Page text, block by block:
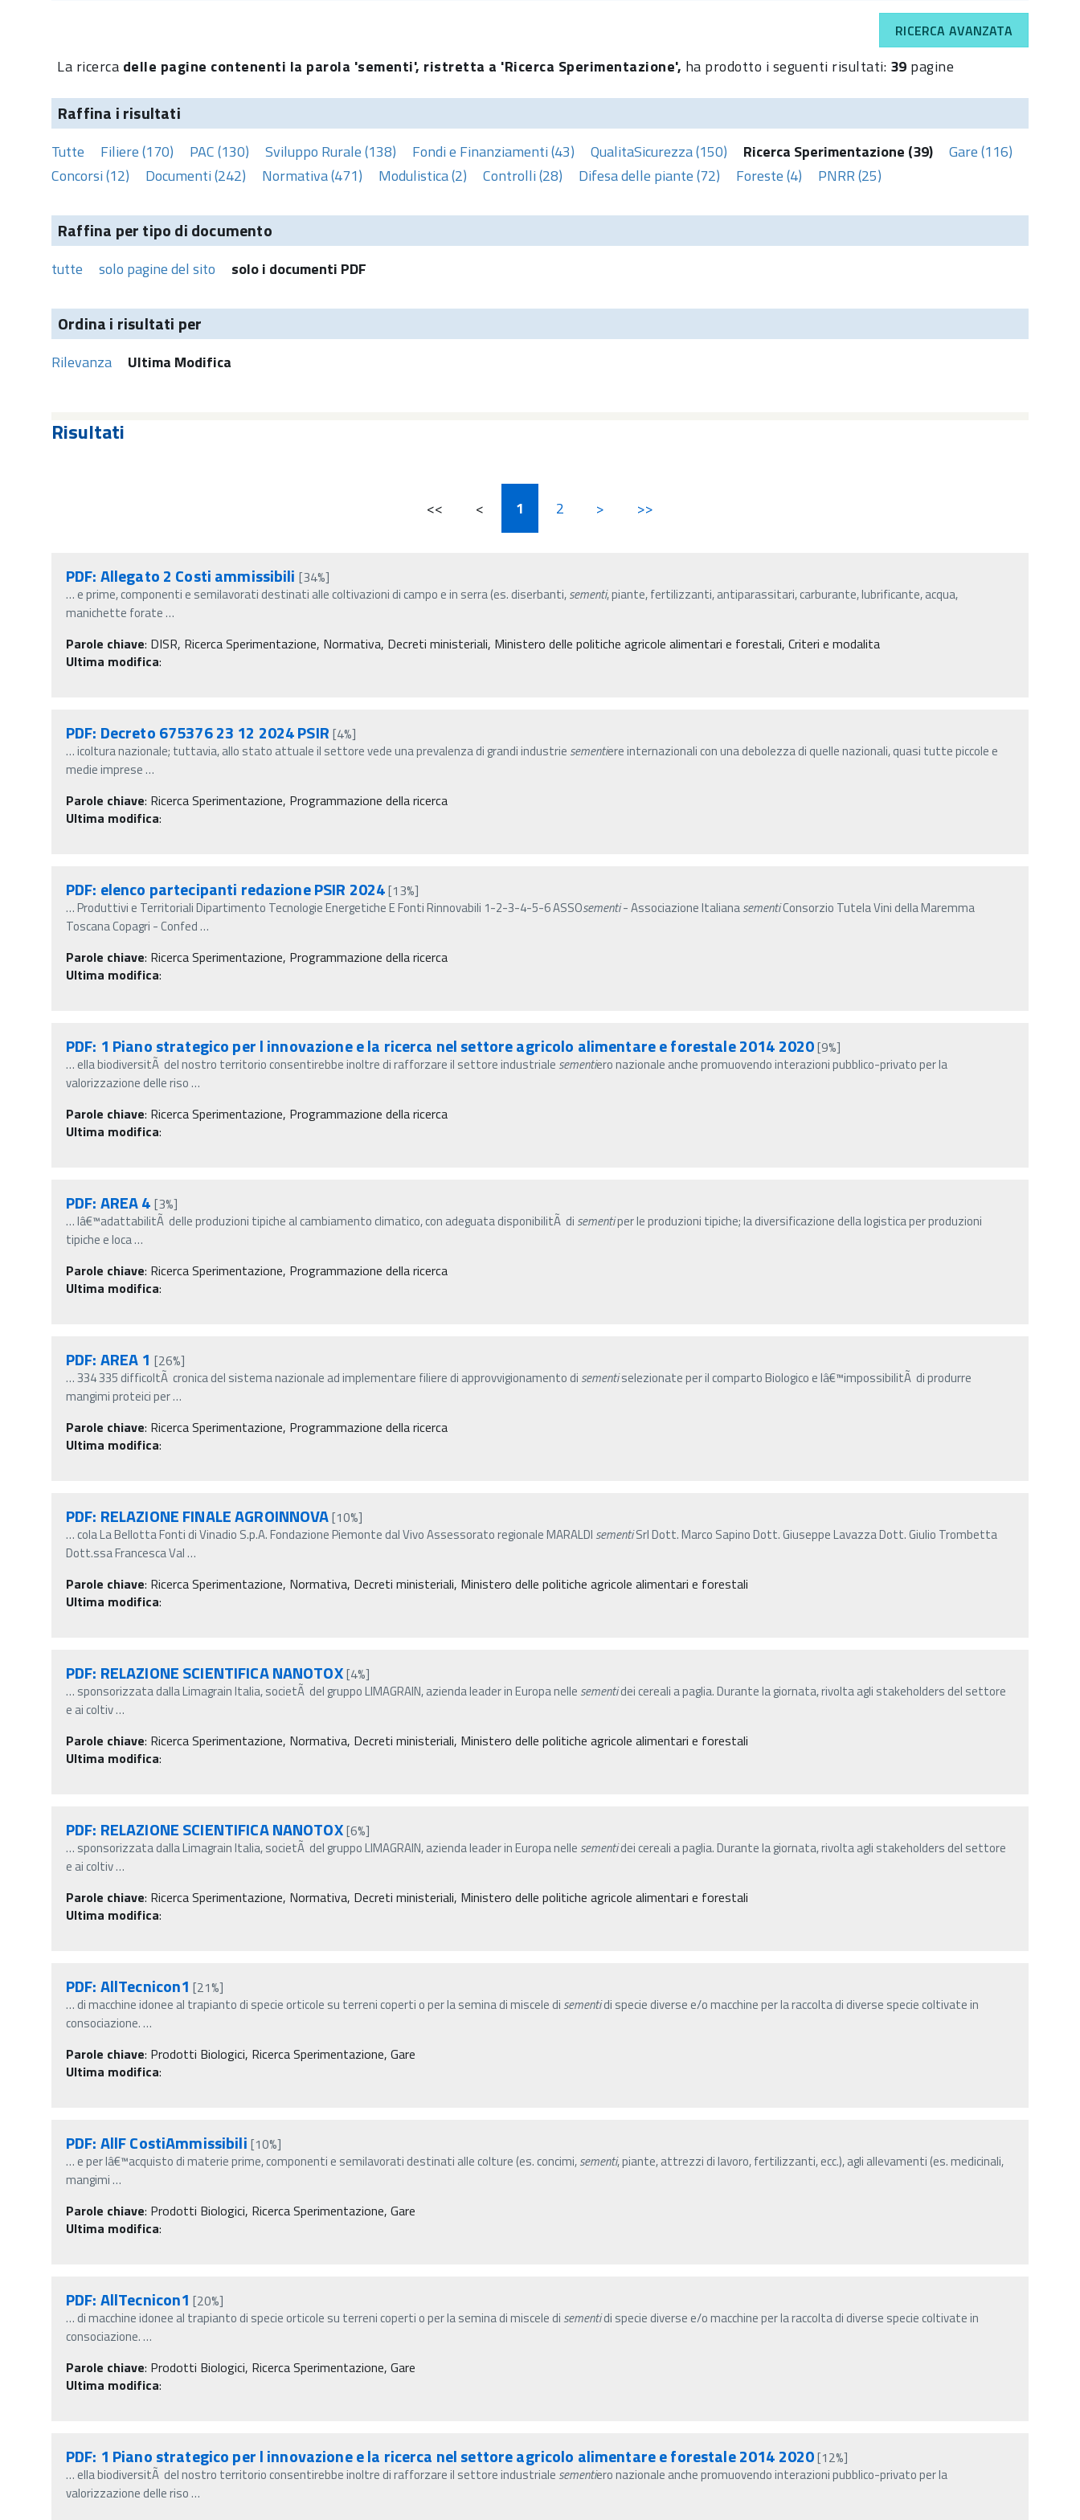
RICERCA AVANZATA
La ricerca delle pagine contenenti la parola 'sementi', ristretta a 'Ricerca Sperimentazione', ha prodotto i seguenti risultati: 39 pagine
Raffina i risultati
Tutte Filiere (170) PAC (130) Sviluppo Rurale (138) Fondi e Finanziamenti (43) QualitaSicurezza (150) Ricerca Sperimentazione (39)
Gare (116)
Concorsi (12)
Documenti (242) Normativa (471) Modulistica (2) Controlli (28) Difesa delle piante (72) Foreste (4) PNRR (25)
Raffina per tipo di documento
tutte solo pagine del sito solo i documenti PDF
Ordina i risultati per
Rilevanza Ultima Modifica
Risultati
<< < 1 2 > >>
PDF: Allegato 2 Costi ammissibili [34%]
… e prime, componenti e semilavorati destinati alle coltivazioni di campo e in serra (es. diserbanti,sementi, piante, fertilizzanti, antiparassitari, carburante, lubrificante, acqua,
manichette forate…
Parole chiave: DISR, Ricerca Sperimentazione, Normativa, Decreti ministeriali, Ministero delle politiche agricole alimentari e forestali, Criteri e modalita
Ultima modifica:
PDF: Decreto 675376 23 12 2024 PSIR [4%]
…icoltura nazionale; tuttavia, allo stato attuale il settore vede una prevalenza di grandi industrie sementiere internazionali con una debolezza di quelle nazionali, quasi tutte piccole e
medie imprese…
Parole chiave: Ricerca Sperimentazione, Programmazione della ricerca
Ultima modifica:
PDF: elenco partecipanti redazione PSIR 2024[13%]
…Produttivi e Territoriali Dipartimento Tecnologie Energetiche E Fonti Rinnovabili 1-2-3-4-5-6 ASSOsementi- Associazione ItalianasementiConsorzio Tutela Vini della Maremma
Toscana Copagri - Confed…
Parole chiave: Ricerca Sperimentazione, Programmazione della ricerca
Ultima modifica:
PDF: 1 Piano strategico per l innovazione e la ricerca nel settore agricolo alimentare e forestale 2014 2020[9%]
… ella biodiversitÃ del nostro territorio consentirebbe inoltre di rafforzare il settore industriale sementiero nazionale anche promuovendo interazioni pubblico-privato per la
valorizzazione delle riso…
Parole chiave: Ricerca Sperimentazione, Programmazione della ricerca
Ultima modifica:
PDF: AREA 4 [3%]
…lâ€™adattabilitÃ delle produzioni tipiche al cambiamento climatico, con adeguata disponibilitÃ di sementiper le produzioni tipiche; la diversificazione della logistica per produzioni
tipiche e loca…
Parole chiave: Ricerca Sperimentazione, Programmazione della ricerca
Ultima modifica:
PDF: AREA 1 [26%]
…334 335 difficoltÃ cronica del sistema nazionale ad implementare filiere di approvvigionamento di sementiselezionate per il comparto Biologico e lâ€™impossibilitÃ di produrre
mangimi proteici per…
Parole chiave: Ricerca Sperimentazione, Programmazione della ricerca
Ultima modifica:
PDF: RELAZIONE FINALE AGROINNOVA[10%]
… cola La Bellotta Fonti di Vinadio S.p.A. Fondazione Piemonte dal Vivo Assessorato regionale MARALDI sementiSrl Dott. Marco Sapino Dott. Giuseppe Lavazza Dott. Giulio Trombetta
Dott.ssa Francesca Val…
Parole chiave: Ricerca Sperimentazione, Normativa, Decreti ministeriali, Ministero delle politiche agricole alimentari e forestali
Ultima modifica:
PDF: RELAZIONE SCIENTIFICA NANOTOX[4%]
… sponsorizzata dalla Limagrain Italia, societÃ del gruppo LIMAGRAIN, azienda leader in Europa nelle sementidei cereali a paglia. Durante la giornata, rivolta agli stakeholders del settore
e ai coltiv…
Parole chiave: Ricerca Sperimentazione, Normativa, Decreti ministeriali, Ministero delle politiche agricole alimentari e forestali
Ultima modifica:
PDF: RELAZIONE SCIENTIFICA NANOTOX[6%]
… sponsorizzata dalla Limagrain Italia, societÃ del gruppo LIMAGRAIN, azienda leader in Europa nelle sementidei cereali a paglia. Durante la giornata, rivolta agli stakeholders del settore
e ai coltiv…
Parole chiave: Ricerca Sperimentazione, Normativa, Decreti ministeriali, Ministero delle politiche agricole alimentari e forestali
Ultima modifica:
PDF: AllTecnicon1 [21%]
…di macchine idonee al trapianto di specie orticole su terreni coperti o per la semina di miscele di sementidi specie diverse e/o macchine per la raccolta di diverse specie coltivate in
consociazione.…
Parole chiave: Prodotti Biologici, Ricerca Sperimentazione, Gare
Ultima modifica:
PDF: AllF CostiAmmissibili [10%]
… e per lâ€™acquisto di materie prime, componenti e semilavorati destinati alle colture (es. concimi,sementi, piante, attrezzi di lavoro, fertilizzanti, ecc.), agli allevamenti (es. medicinali,
mangimi…
Parole chiave: Prodotti Biologici, Ricerca Sperimentazione, Gare
Ultima modifica:
PDF: AllTecnicon1 [20%]
…di macchine idonee al trapianto di specie orticole su terreni coperti o per la semina di miscele di sementidi specie diverse e/o macchine per la raccolta di diverse specie coltivate in
consociazione.…
Parole chiave: Prodotti Biologici, Ricerca Sperimentazione, Gare
Ultima modifica:
PDF: 1 Piano strategico per l innovazione e la ricerca nel settore agricolo alimentare e forestale 2014 2020[12%]
… ella biodiversitÃ del nostro territorio consentirebbe inoltre di rafforzare il settore industriale sementiero nazionale anche promuovendo interazioni pubblico-privato per la
valorizzazione delle riso…